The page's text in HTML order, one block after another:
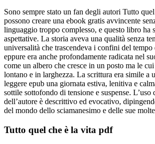
Sono sempre stato un fan degli autori Tutto
possono creare una ebook gratis avvincente
linguaggio troppo complesso, e questo libro ha
aspettative. La storia aveva una qualità senza
universalità che trascendeva i confini del tempo
eppure era anche profondamente radicata nel
come un albero che cresce in un posto ma le
lontano e in larghezza. La scrittura era simile a
leggere epub una giornata estiva, lenitiva e
sottile sottofondo di tensione e suspense.
dell’autore è descrittivo ed evocativo,
del mondo dello sciamanesimo e delle sue
Tutto quel che è la vita pdf